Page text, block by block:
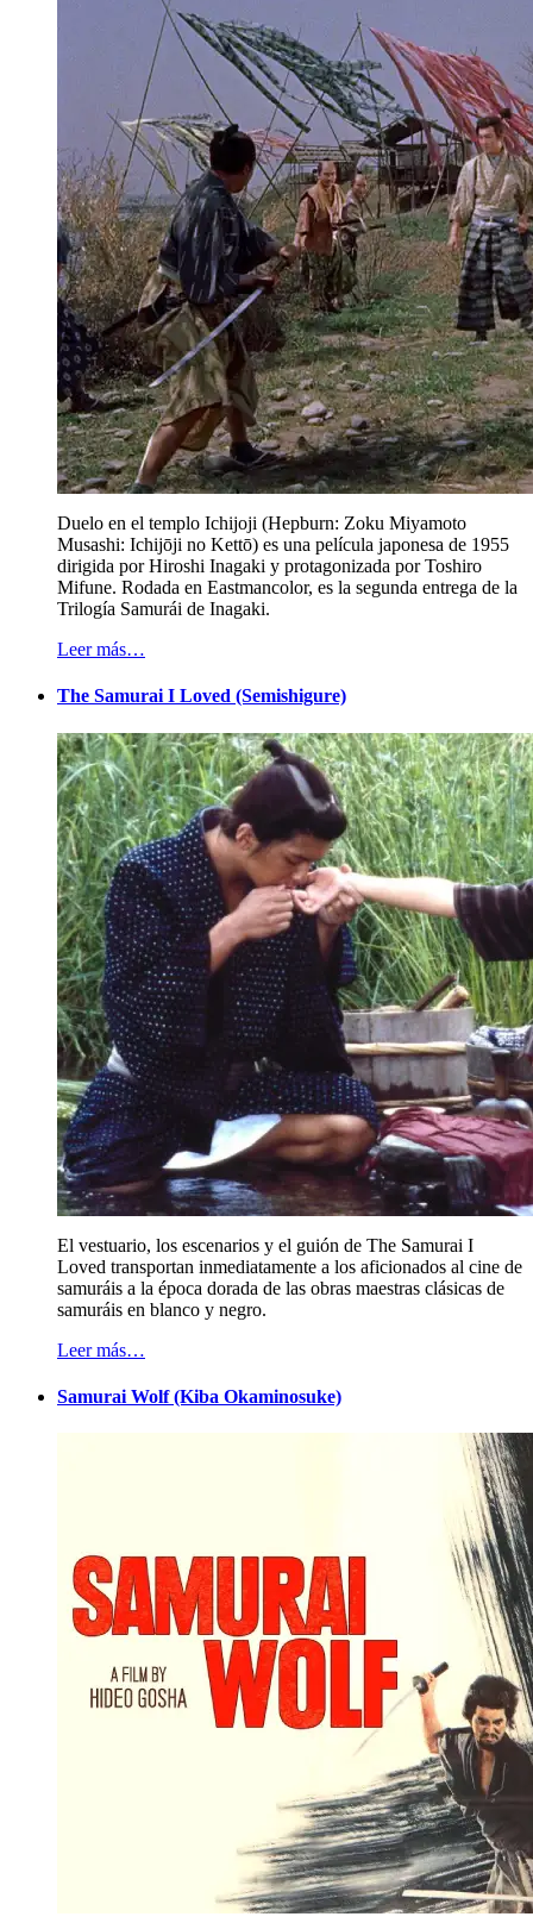
Duelo en el templo Ichijoji (Hepburn: Zoku Miyamoto
Musashi: Ichijōji no Kettō) es una película japonesa de 1955
dirigida por Hiroshi Inagaki y protagonizada por Toshiro
Mifune. Rodada en Eastmancolor, es la segunda entrega de la
Trilogía Samurái de Inagaki.
Leer más…
The Samurai I Loved (Semishigure)
El vestuario, los escenarios y el guión de The Samurai I
Loved transportan inmediatamente a los aficionados al cine de
samuráis a la época dorada de las obras maestras clásicas de
samuráis en blanco y negro.
Leer más…
Samurai Wolf (Kiba Okaminosuke)